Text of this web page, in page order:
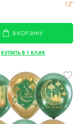
12"
В КОРЗИНУ
КУПИТЬ В 1 КЛИК